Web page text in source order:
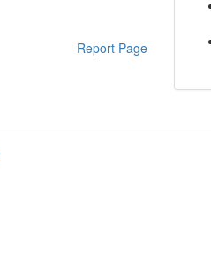
Report Page